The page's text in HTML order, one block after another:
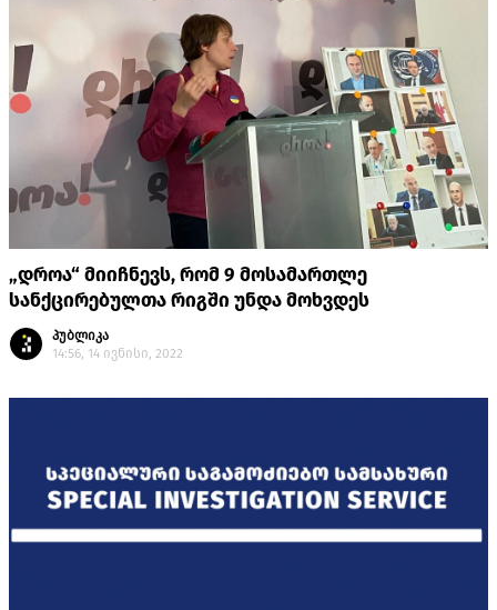
„დროა“ მიიჩნევს, რომ 9 მოსამართლე
სანქცირებულთა რიგში უნდა მოხვდეს
პუბლიკა
14:56, 14 ივნისი, 2022